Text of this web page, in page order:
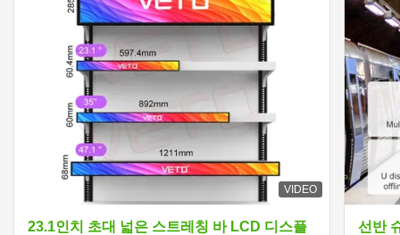
VIDEO
23.1인치 초대 넓은 스트레칭 바 LCD 디스플
선반